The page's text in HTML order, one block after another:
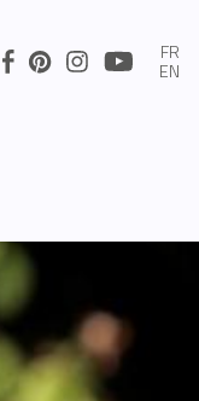
FR
EN